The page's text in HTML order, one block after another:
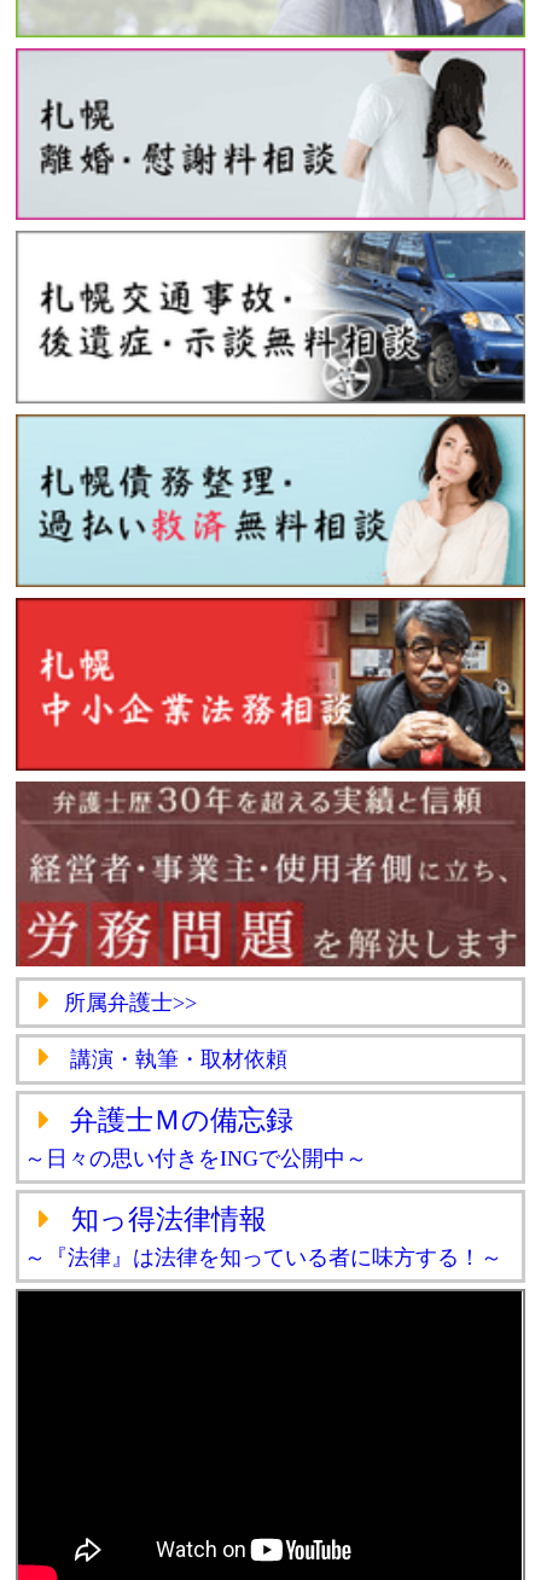
所属弁護士>>
講演・執筆・取材依頼
弁護士Ｍの備忘録
～日々の思い付きをINGで公開中～
知っ得法律情報
～『法律』は法律を知っている者に味方する！～